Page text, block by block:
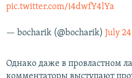
pic.twitter.com/i4dwfY4lYa
— bocharik (@bocharik) July
Однако даже в провластном